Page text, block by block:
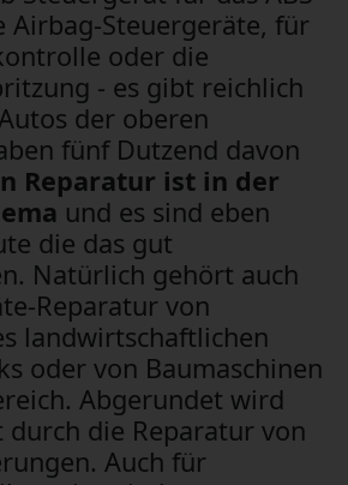
Airbag-Steuergeräte, für
oder die
- es gibt reichlich
der oberen
fünf Dutzend davon
Reparatur ist in der
und es sind eben
die das gut
Natürlich gehört auch
Reparatur von
landwirtschaftlichen
oder von Baumaschinen
Abgerundet wird
durch die Reparatur von
Auch für